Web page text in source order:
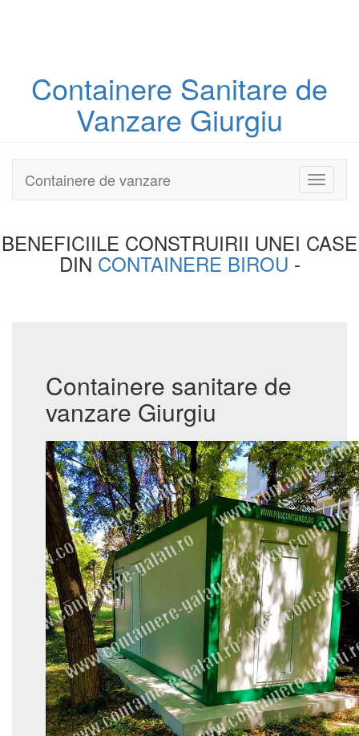
Containere Sanitare de
Vanzare Giurgiu
Toggle
Containere de vanzare
BENEFICIILE CONSTRUIRII UNEI CASE
DIN CONTAINERE BIROU -
Containere sanitare de
vanzare Giurgiu